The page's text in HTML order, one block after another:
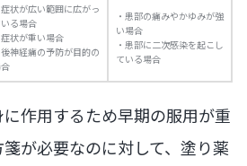
症状が広い範囲に広がっ
る場合
症状が重い場合
後神経痛の予防が目的の
・患部の痛みやかゆみが強
い場合
・患部に二次感染を起こし
ている場合
作用するため早期の服用が重
が必要なのに対して、塗り薬